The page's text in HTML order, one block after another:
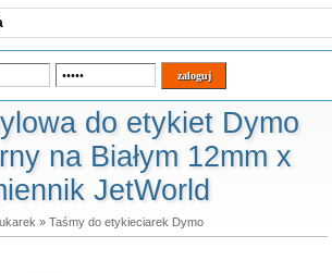
do etykiet Dymo
na Białym 12mm x
JetWorld
» Taśmy do etykieciarek Dymo